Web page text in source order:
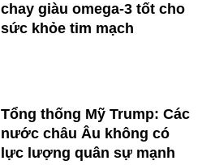
chay giàu omega-3 tốt cho
sức khỏe tim mạch
Tổng thống Mỹ Trump: Các
nước châu Âu không có
lực lượng quân sự mạnh